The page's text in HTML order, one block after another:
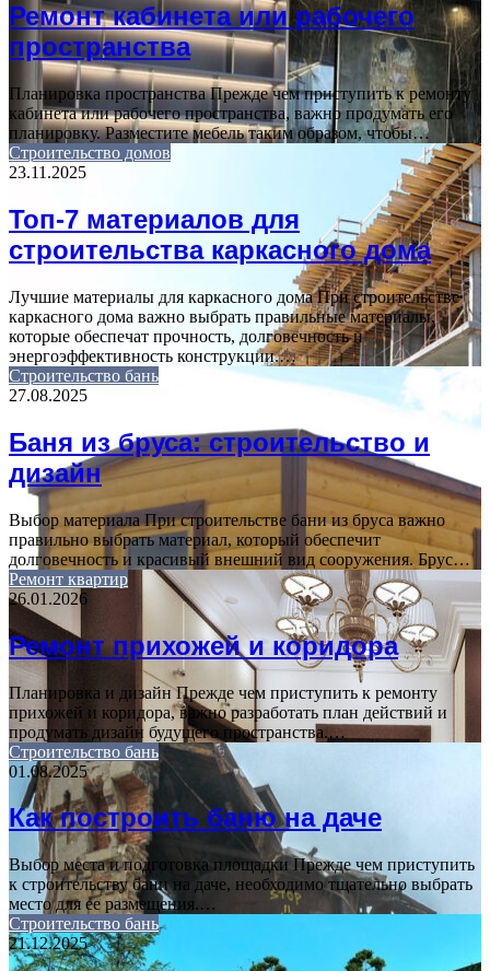
Ремонт кабинета или рабочего
пространства
Планировка пространства Прежде чем приступить к ремонту
кабинета или рабочего пространства, важно продумать его
планировку. Разместите мебель таким образом, чтобы…
Строительство домов
23.11.2025
Топ-7 материалов для
строительства каркасного дома
Лучшие материалы для каркасного дома При строительстве
каркасного дома важно выбрать правильные материалы,
которые обеспечат прочность, долговечность и
энергоэффективность конструкции.…
Строительство бань
27.08.2025
Баня из бруса: строительство и
дизайн
Выбор материала При строительстве бани из бруса важно
правильно выбрать материал, который обеспечит
долговечность и красивый внешний вид сооружения. Брус…
Ремонт квартир
26.01.2026
Ремонт прихожей и коридора
Планировка и дизайн Прежде чем приступить к ремонту
прихожей и коридора, важно разработать план действий и
продумать дизайн будущего пространства.…
Строительство бань
01.08.2025
Как построить баню на даче
Выбор места и подготовка площадки Прежде чем приступить
к строительству бани на даче, необходимо тщательно выбрать
место для ее размещения.…
Строительство бань
21.12.2025